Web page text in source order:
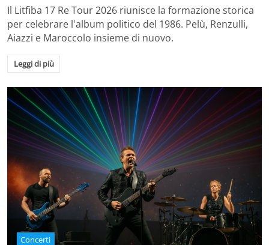
Il Litfiba 17 Re Tour 2026 riunisce la formazione storica
per celebrare l'album politico del 1986. Pelù, Renzulli,
Aiazzi e Maroccolo insieme di nuovo.
Leggi di più
Concerti